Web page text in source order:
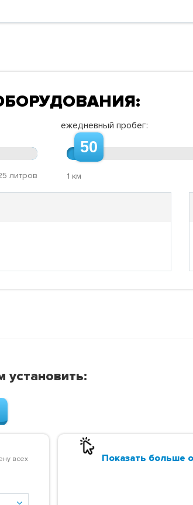
литров
ежедневный пробег:
50
1 км
всех
Показать больше